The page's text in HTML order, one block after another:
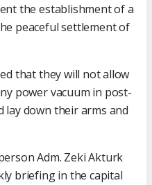
the establishment of a
peaceful settlement of
that they will not allow
power vacuum in post-
lay down their arms and
Adm. Zeki Akturk
briefing in the capital